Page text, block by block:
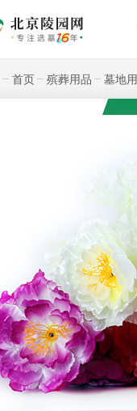
首页 殡葬用品 墓地